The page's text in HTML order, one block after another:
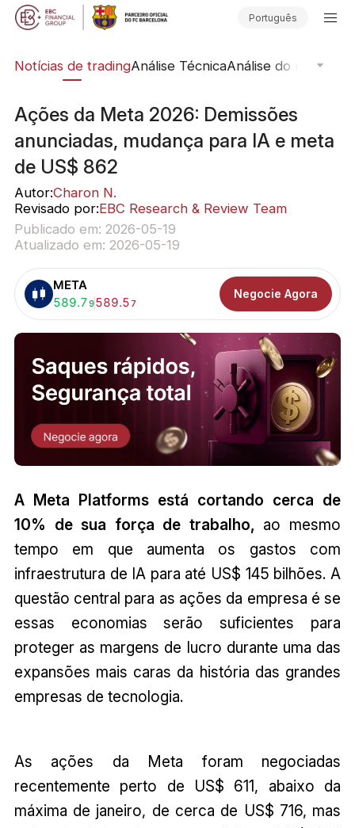
Português
Notícias de tradingAnálise TécnicaAnálise do mercado
Ações da Meta 2026: Demissões
anunciadas, mudança para IA e meta
de US$ 862
Autor:Charon N.
Revisado por:EBC Research & Review Team
Publicado em: 2026-05-19
Atualizado em: 2026-05-19
META
Comprar:
589.79Vender:
589.5 7
Negocie Agora
A Meta Platforms está cortando cerca de
10% de sua força de trabalho, ao mesmo
tempo em que aumenta os gastos com
infraestrutura de IA para até US$ 145 bilhões. A
questão central para as ações da empresa é se
essas economias serão suficientes para
proteger as margens de lucro durante uma das
expansões mais caras da história das grandes
empresas de tecnologia.
As ações da Meta foram negociadas
recentemente perto de US$ 611, abaixo da
máxima de janeiro, de cerca de US$ 716, mas